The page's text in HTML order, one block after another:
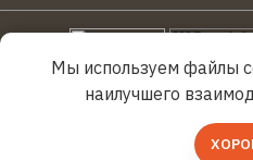
Мы используем файлы
наилучшего
© 2019–2025 Березка
ООО "Березка Фуд"